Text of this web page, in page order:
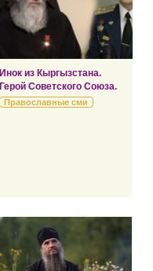
Инок из Кыргызстана.
Герой Советского Союза.
Православные сми